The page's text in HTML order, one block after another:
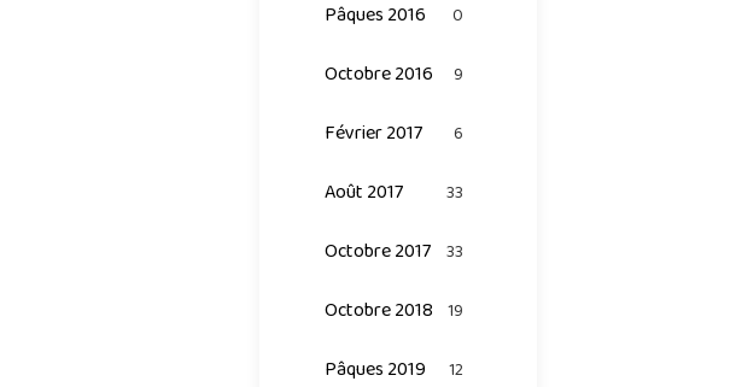
Pâques 2016 0
Octobre 2016 9
Février 2017 6
Août 2017 33
Octobre 2017 33
Octobre 2018 19
Pâques 2019 12